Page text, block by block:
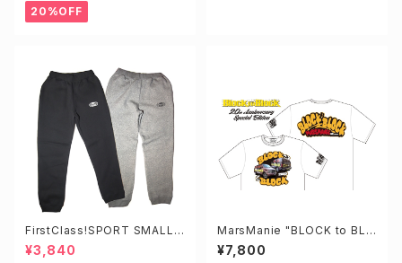
20%OFF
FirstClass!SPORT SMALL L
OGO SWEAT PANTS
¥3,840
MarsManie "BLOCK to BLO
CK" 20th Tee
¥7,800